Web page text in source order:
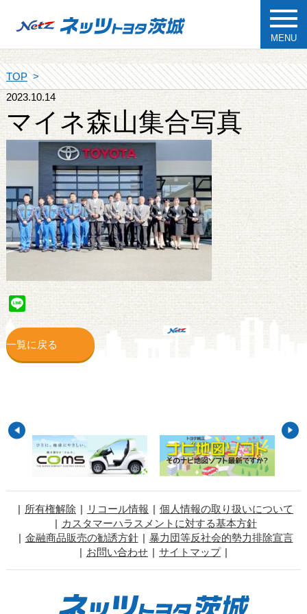
MENU
TOP
2023.10.14
マイネ森山集合写真
Line
一覧に戻る
所有権解除 リコール情報
個人情報の取り扱いについて
カスタマーハラスメントに対する基本方針
金融商品販売の勧誘方針
暴力団等反社会的勢力排除宣言
お問い合わせ
サイトマップ